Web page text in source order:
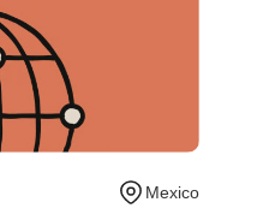
Mexico